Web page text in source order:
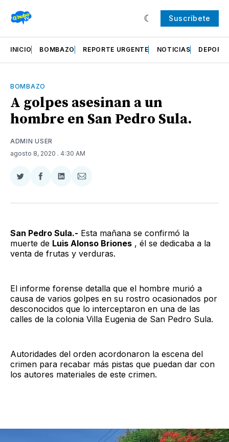
Suscríbete
INICIO BOMBAZO REPORTE URGENTE NOTICIAS
BOMBAZO
A golpes asesinan a un
hombre en San Pedro Sula.
ADMIN USER
agosto 8, 2020 . 4:30 AM
Compartir
Twitter
Compartir
Facebook
Compartir
LinkedIn
Compartir
Email
San Pedro Sula.- Esta mañana se confirmó la
muerte de Luis Alonso Briones , él se dedicaba a la
venta de frutas y verduras.
El informe forense detalla que el hombre murió a
causa de varios golpes en su rostro ocasionados por
desconocidos que lo interceptaron en una de las
calles de la colonia Villa Eugenia de San Pedro Sula.
Autoridades del orden acordonaron la escena del
crimen para recabar más pistas que puedan dar con
los autores materiales de este crimen.